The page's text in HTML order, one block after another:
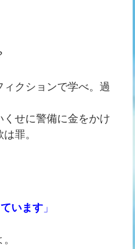
クションで学べ。過
せに警備に金をかけ
罪。
います 」